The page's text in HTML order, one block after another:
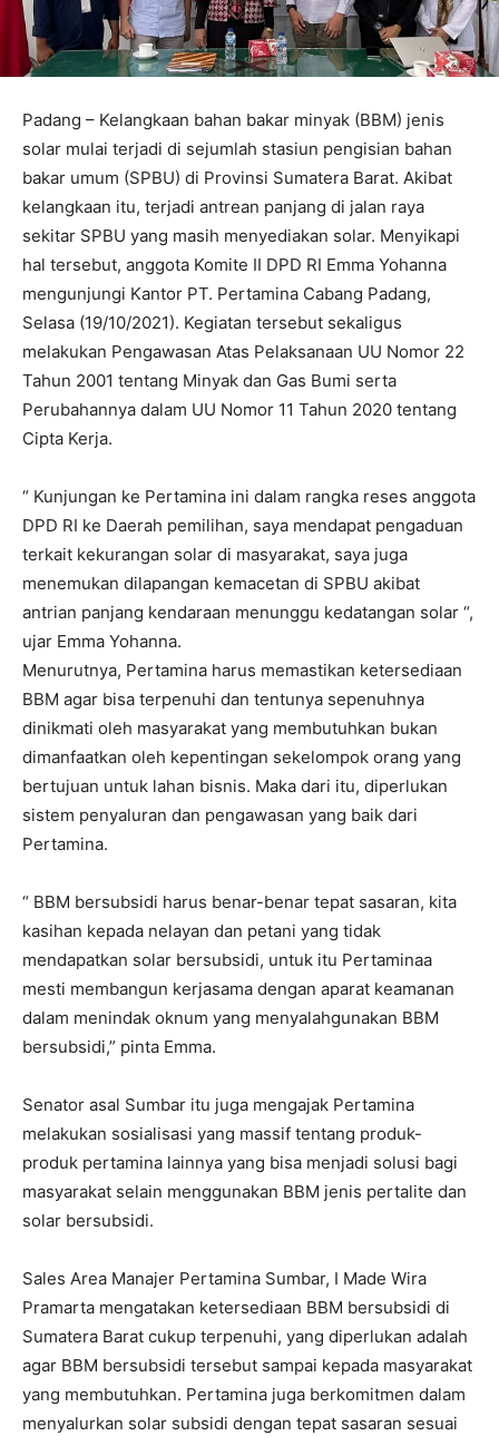
Padang – Kelangkaan bahan bakar minyak (BBM) jenis
solar mulai terjadi di sejumlah stasiun pengisian bahan
bakar umum (SPBU) di Provinsi Sumatera Barat. Akibat
kelangkaan itu, terjadi antrean panjang di jalan raya
sekitar SPBU yang masih menyediakan solar. Menyikapi
hal tersebut, anggota Komite II DPD RI Emma Yohanna
mengunjungi Kantor PT. Pertamina Cabang Padang,
Selasa (19/10/2021). Kegiatan tersebut sekaligus
melakukan Pengawasan Atas Pelaksanaan UU Nomor 22
Tahun 2001 tentang Minyak dan Gas Bumi serta
Perubahannya dalam UU Nomor 11 Tahun 2020 tentang
Cipta Kerja.
“ Kunjungan ke Pertamina ini dalam rangka reses anggota
DPD RI ke Daerah pemilihan, saya mendapat pengaduan
terkait kekurangan solar di masyarakat, saya juga
menemukan dilapangan kemacetan di SPBU akibat
antrian panjang kendaraan menunggu kedatangan solar “,
ujar Emma Yohanna.
Menurutnya, Pertamina harus memastikan ketersediaan
BBM agar bisa terpenuhi dan tentunya sepenuhnya
dinikmati oleh masyarakat yang membutuhkan bukan
dimanfaatkan oleh kepentingan sekelompok orang yang
bertujuan untuk lahan bisnis. Maka dari itu, diperlukan
sistem penyaluran dan pengawasan yang baik dari
Pertamina.
“ BBM bersubsidi harus benar-benar tepat sasaran, kita
kasihan kepada nelayan dan petani yang tidak
mendapatkan solar bersubsidi, untuk itu Pertaminaa
mesti membangun kerjasama dengan aparat keamanan
dalam menindak oknum yang menyalahgunakan BBM
bersubsidi,” pinta Emma.
Senator asal Sumbar itu juga mengajak Pertamina
melakukan sosialisasi yang massif tentang produk-
produk pertamina lainnya yang bisa menjadi solusi bagi
masyarakat selain menggunakan BBM jenis pertalite dan
solar bersubsidi.
Sales Area Manajer Pertamina Sumbar, I Made Wira
Pramarta mengatakan ketersediaan BBM bersubsidi di
Sumatera Barat cukup terpenuhi, yang diperlukan adalah
agar BBM bersubsidi tersebut sampai kepada masyarakat
yang membutuhkan. Pertamina juga berkomitmen dalam
menyalurkan solar subsidi dengan tepat sasaran sesuai